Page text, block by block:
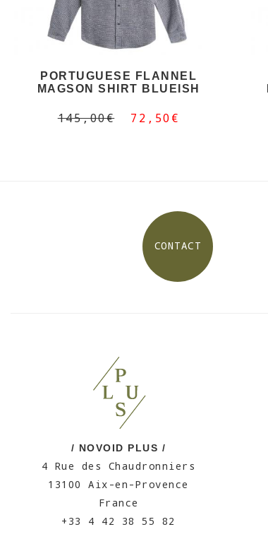
PORTUGUESE FLANNEL
MAGSON SHIRT BLUEISH
145,00€ 72,50€
CONTACT
/ NOVOID PLUS /
4 Rue des Chaudronniers
13100 Aix-en-Provence
France
+33 4 42 38 55 82